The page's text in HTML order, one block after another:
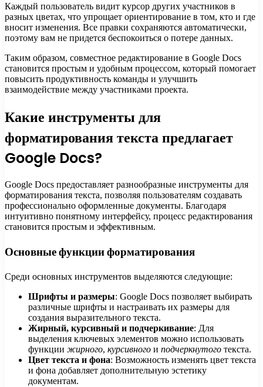
Каждый пользователь видит курсор других участников в
разных цветах, что упрощает ориентирование в том, кто и где
вносит изменения. Все правки сохраняются автоматически,
поэтому вам не придется беспокоиться о потере данных.
Таким образом, совместное редактирование в Google Docs
становится простым и удобным процессом, который помогает
повысить продуктивность команды и улучшить
взаимодействие между участниками проекта.
Какие инструменты для
форматирования текста предлагает
Google Docs?
Google Docs предоставляет разнообразные инструменты для
форматирования текста, позволяя пользователям создавать
профессионально оформленные документы. Благодаря
интуитивно понятному интерфейсу, процесс редактирования
становится простым и эффективным.
Основные функции форматирования
Среди основных инструментов выделяются следующие:
Шрифты и размеры: Google Docs позволяет выбирать
различные шрифты и настраивать их размеры для
создания выразительного текста.
Жирный, курсивный и подчеркивание: Для
выделения ключевых элементов можно использовать
функции жирного, курсивного и подчеркнутого текста.
Цвет текста и фона: Возможность изменять цвет текста
и фона добавляет дополнительную эстетику
документам.